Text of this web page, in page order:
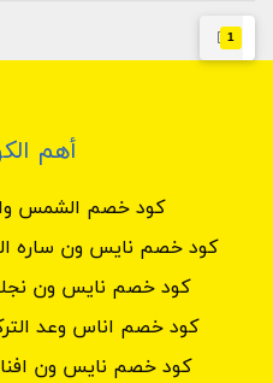
1
أهم
كود خصم الشمس
كود خصم نايس ون ساره
كود خصم نايس ون
كود خصم اناس وعد التركي 15% بدون
كود خصم نايس ون